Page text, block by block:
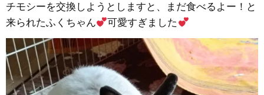
チモシーを交換しようとしますと、まだ食べるよー！と
来られたふくちゃん
可愛すぎました